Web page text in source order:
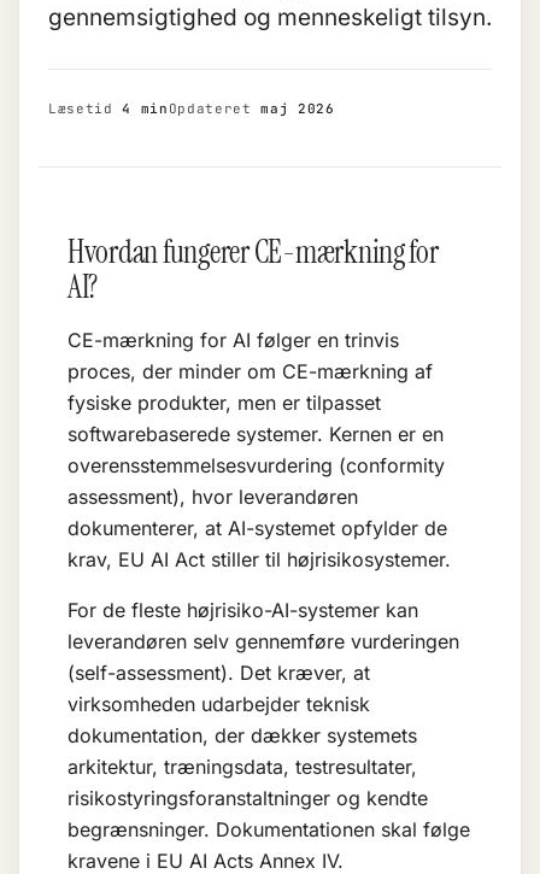
gennemsigtighed og menneskeligt tilsyn.
Læsetid4 min Opdateretmaj 2026
Hvordan fungerer CE-mærkning for
AI?
CE-mærkning for AI følger en trinvis
proces, der minder om CE-mærkning af
fysiske produkter, men er tilpasset
softwarebaserede systemer. Kernen er en
overensstemmelsesvurdering (conformity
assessment), hvor leverandøren
dokumenterer, at AI-systemet opfylder de
krav, EU AI Act stiller til højrisikosystemer.
For de fleste højrisiko-AI-systemer kan
leverandøren selv gennemføre vurderingen
(self-assessment). Det kræver, at
virksomheden udarbejder teknisk
dokumentation, der dækker systemets
arkitektur, træningsdata, testresultater,
risikostyringsforanstaltninger og kendte
begrænsninger. Dokumentationen skal følge
kravene i EU AI Acts Annex IV.